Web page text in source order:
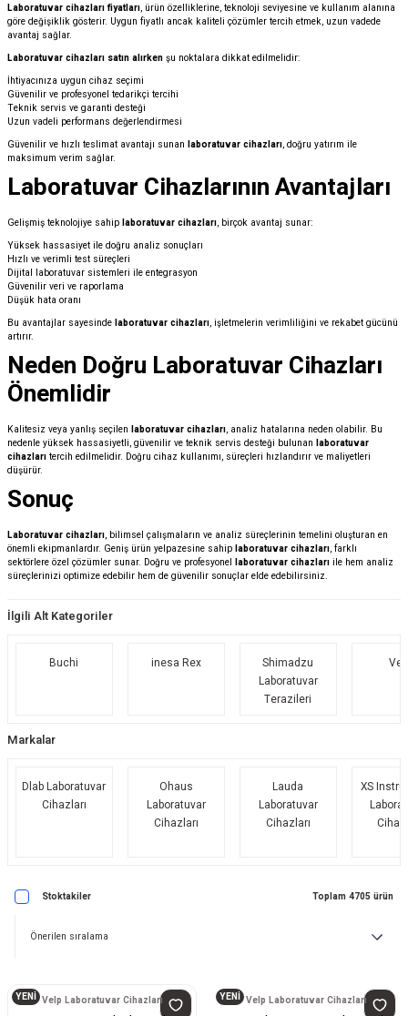
Laboratuvar cihazları fiyatları, ürün özelliklerine, teknoloji seviyesine ve kullanım alanına
göre değişiklik gösterir. Uygun fiyatlı ancak kaliteli çözümler tercih etmek, uzun vadede
avantaj sağlar.
Laboratuvar cihazları satın alırken şu noktalara dikkat edilmelidir:
İhtiyacınıza uygun cihaz seçimi
Güvenilir ve profesyonel tedarikçi tercihi
Teknik servis ve garanti desteği
Uzun vadeli performans değerlendirmesi
Güvenilir ve hızlı teslimat avantajı sunan laboratuvar cihazları, doğru yatırım ile
maksimum verim sağlar.
Laboratuvar Cihazlarının Avantajları
Gelişmiş teknolojiye sahip laboratuvar cihazları, birçok avantaj sunar:
Yüksek hassasiyet ile doğru analiz sonuçları
Hızlı ve verimli test süreçleri
Dijital laboratuvar sistemleri ile entegrasyon
Güvenilir veri ve raporlama
Düşük hata oranı
Bu avantajlar sayesinde laboratuvar cihazları, işletmelerin verimliliğini ve rekabet gücünü
artırır.
Neden Doğru Laboratuvar Cihazları
Önemlidir
Kalitesiz veya yanlış seçilen laboratuvar cihazları, analiz hatalarına neden olabilir. Bu
nedenle yüksek hassasiyetli, güvenilir ve teknik servis desteği bulunan laboratuvar
cihazları tercih edilmelidir. Doğru cihaz kullanımı, süreçleri hızlandırır ve maliyetleri
düşürür.
Sonuç
Laboratuvar cihazları, bilimsel çalışmaların ve analiz süreçlerinin temelini oluşturan en
önemli ekipmanlardır. Geniş ürün yelpazesine sahip laboratuvar cihazları, farklı
sektörlere özel çözümler sunar. Doğru ve profesyonel laboratuvar cihazları ile hem analiz
süreçlerinizi optimize edebilir hem de güvenilir sonuçlar elde edebilirsiniz.
İlgili Alt Kategoriler
Buchi inesa Rex
Shimadzu
Laboratuvar
Terazileri
Markalar
Dlab Laboratuvar
Cihazları
Ohaus
Laboratuvar
Cihazları
Lauda
Laboratuvar
Cihazları
XS
Stoktakiler Toplam 4705 ürün
YENİ Velp Laboratuvar Cihazları YENİ Velp Laboratuvar Cihazları